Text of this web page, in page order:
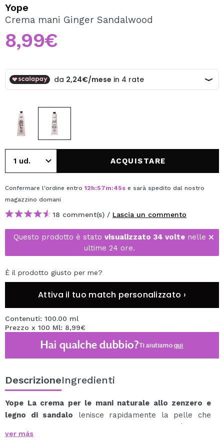
Creando un account su Maquibeauty.it potrai fare i tuoi
acquisti velocemente, controllare lo stato dei tuoi ordini e
consultare le tue operazioni precedenti.
CREARE UN ACCOUNT
Yope
Crema mani Ginger Sandalwood
8,99€
ACQUISTARE
Confermare l'ordine entro 12h:57m:45s e sarà spedito dal nostro
magazzino domani
18 comment(s) / Lascia un commento
Questo prodotto è stato visualizzato 34 voltenelle
ultime 24 ore.
È il prodotto giusto per me?
Attiva il tuo match personalizzato ›
Contenuti: 100.00 ml
Prezzo x 100 Ml: 8,99€
Hai qualche dubbio?Ti aiutiamoqui
DescrizioneIngredienti
Yope La crema per le mani naturale allo zenzero e
legno di sandalo lenisce rapidamente la pelle che
necessita di idratazione e ne ripristina l'elasticità.
Il suo aroma è una combinazione sensuale di zenzero e
ver más